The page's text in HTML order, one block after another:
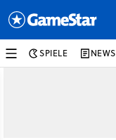
SPIELE NEWS